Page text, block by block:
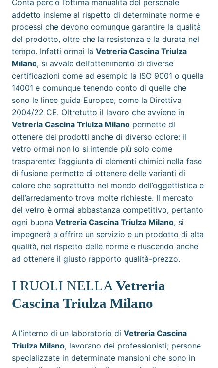
Conta perciò l’ottima manualità del personale
addetto insieme al rispetto di determinate norme e
processi che devono comunque garantire la qualità
del prodotto, oltre che la resistenza e la durata nel
tempo. Infatti ormai la Vetreria Cascina Triulza
Milano, si avvale dell’ottenimento di diverse
certificazioni come ad esempio la ISO 9001 o quella
14001 e comunque tenendo conto di quelle che
sono le linee guida Europee, come la Direttiva
2004/22 CE. Oltretutto il lavoro che avviene in
Vetreria Cascina Triulza Milano permette di
ottenere dei prodotti anche di diverso colore: il
vetro ormai non lo si intende più solo come
trasparente: l’aggiunta di elementi chimici nella fase
di fusione permette di ottenere delle varianti di
colore che soprattutto nel mondo dell’oggettistica e
dell’arredamento trova molte richieste. Il mercato
del vetro è ormai abbastanza competitivo, pertanto
ogni buona Vetreria Cascina Triulza Milano, si
impegnerà a offrire un servizio e un prodotto di alta
qualità, nel rispetto delle norme e riuscendo anche
ad ottenere il giusto rapporto qualità-prezzo.
I RUOLI NELLA Vetreria
Cascina Triulza Milano
All’interno di un laboratorio di Vetreria Cascina
Triulza Milano, lavorano dei professionisti; persone
specializzate in determinate mansioni che sono in